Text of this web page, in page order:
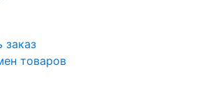
заказ
товаров